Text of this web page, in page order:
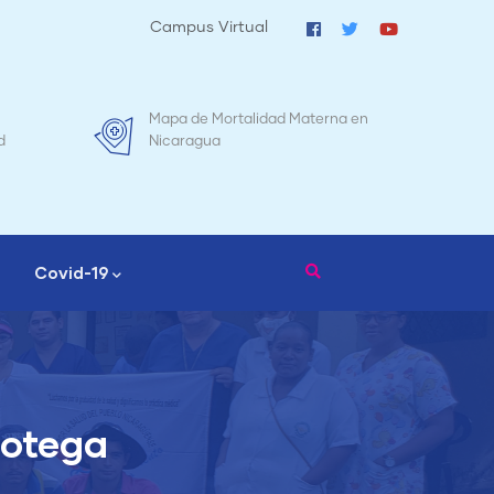
Campus Virtual
Mapa de Mortalidad Materna en
Nicaragua
Covid-19